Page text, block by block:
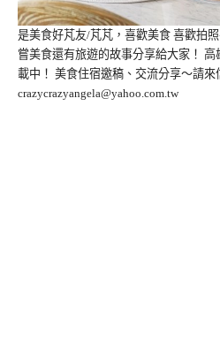
是美食好芃友/芃芃，喜歡美食 喜歡拍
嘗美食還有旅遊的故事分享給大家！
載中！ 美食住宿邀稿、交流分享～請來
crazycrazyangela@yahoo.com.tw